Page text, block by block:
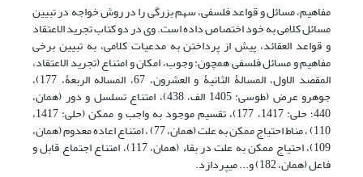
مفاهیم، مسائل و قواعد فلسفی، سهم بزرگی را در روش خواجه در تبیین
مسائل کلامی به خود اختصاص داده است. وی در دو کتاب تجرید الاعتقاد
و قواعد العقائد، پیش از پرداختن به مدعیات کلامی، به تبیین برخی
مفاهیم و مسائل فلسفی همچون: وجوب، امکان و امتناع (تجرید الاعتقاد،
المقصد الاول، المسالۀ الثانیۀ و العشرون، 67، المساله الربعۀ، 177)،
جوهرو عرض (طوسی: 1405 الف، 438)، امتناع تسلسل و دور (همان،
440؛ حلی: 1417، 177)، تقسیم موجود به واجب و ممکن (حلی: 1417،
110) ، مناط احتیاج ممکن به علت (همان، 77) ، امتناع اعاده معدوم (همان،
109)، احتیاج ممکن به علت در بقاء (همان، 117)، امتناع اجتماع قابل و
فاعل (همان، 182) و... می‎پردازد.